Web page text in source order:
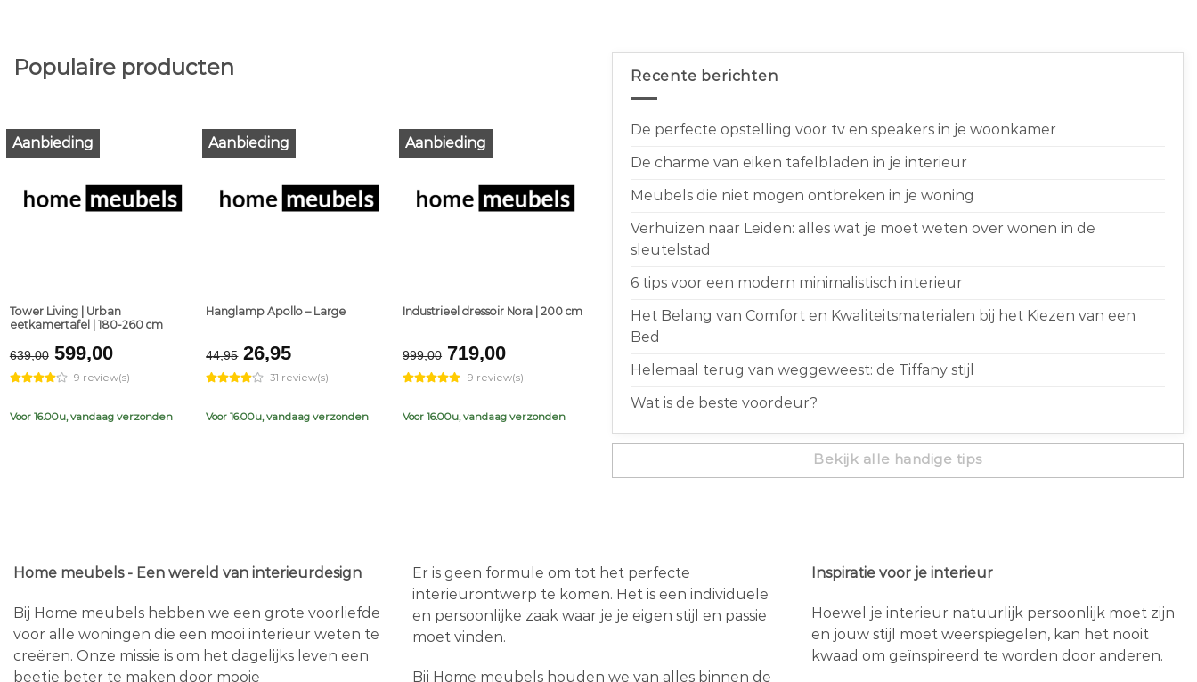
Populaire producten
Aanbieding
Tower Living | Urban
eetkamertafel | 180-260 cm
639,00 Original
price
was:
€639,00.
599,00Current
price
is:
€599,00.
9 review(s)
Voor 16.00u, vandaag verzonden
Aanbieding
Hanglamp Apollo – Large
44,95 Original
price
was:
€44,95.
26,95Current
price
is:
€26,95.
31 review(s)
Voor 16.00u, vandaag verzonden
Aanbieding
Industrieel dressoir Nora | 200 cm
999,00 Original
price
was:
€999,00.
719,00Current
price
is:
€719,00.
9 review(s)
Voor 16.00u, vandaag verzonden
Recente berichten
De perfecte opstelling voor tv en speakers in je woonkamer
De charme van eiken tafelbladen in je interieur
Meubels die niet mogen ontbreken in je woning
Verhuizen naar Leiden: alles wat je moet weten over wonen in de
sleutelstad
6 tips voor een modern minimalistisch interieur
Het Belang van Comfort en Kwaliteitsmaterialen bij het Kiezen van een
Bed
Helemaal terug van weggeweest: de Tiffany stijl
Wat is de beste voordeur?
Bekijk alle handige tips
Home meubels - Een wereld van interieurdesign
Bij Home meubels hebben we een grote voorliefde
voor alle woningen die een mooi interieur weten te
creëren. Onze missie is om het dagelijks leven een
beetje beter te maken door mooie
Er is geen formule om tot het perfecte
interieurontwerp te komen. Het is een individuele
en persoonlijke zaak waar je je eigen stijl en passie
moet vinden.
Bij Home meubels houden we van alles binnen de
Inspiratie voor je interieur
Hoewel je interieur natuurlijk persoonlijk moet zijn
en jouw stijl moet weerspiegelen, kan het nooit
kwaad om geïnspireerd te worden door anderen.